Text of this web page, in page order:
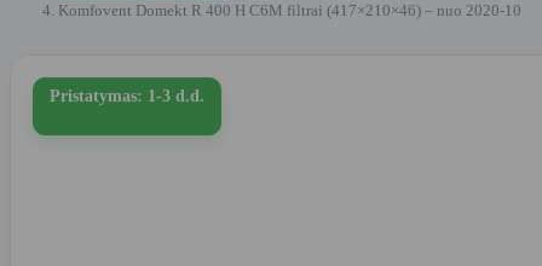
Komfovent Domekt R 400 H C6M filtrai (417×210×46) – nuo 2020-10
Pristatymas: 1-3 d.d.